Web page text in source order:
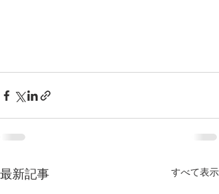
最新記事 すべて表示